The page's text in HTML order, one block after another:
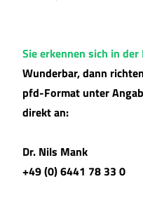
Sie erkennen sich in
Wunderbar, dann
pfd-Format unter
direkt an:
Dr. Nils Mank
+49 (0) 6441 78 33 0